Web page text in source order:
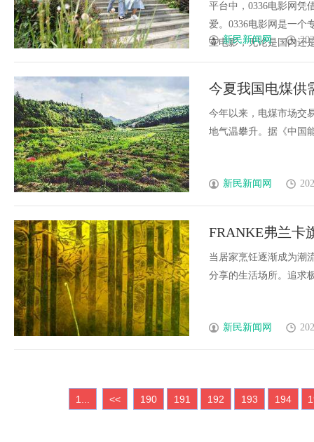
平台中，0336电影网凭
爱。0336电影网是一个
立电影，无论是国内还
新民新闻网
今夏我国电煤供
今年以来，电煤市场交
地气温攀升。据《中国
新民新闻网
FRANKE弗兰卡
活舞台
当居家烹饪逐渐成为潮
分享的生活场所。追求
新民新闻网
1... << 190 191 192 193 194